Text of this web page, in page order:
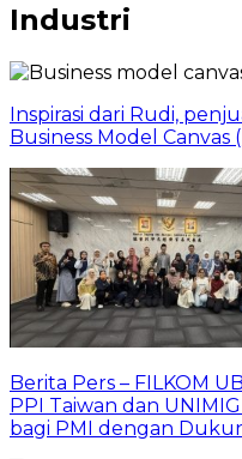
Industri
Inspirasi dari Rudi,
Business Model Canvas
Berita Pers – FILKOM
PPI Taiwan dan
bagi PMI dengan